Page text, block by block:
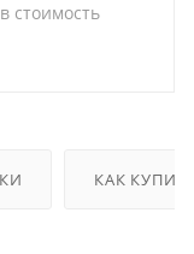
стоимость
КАК